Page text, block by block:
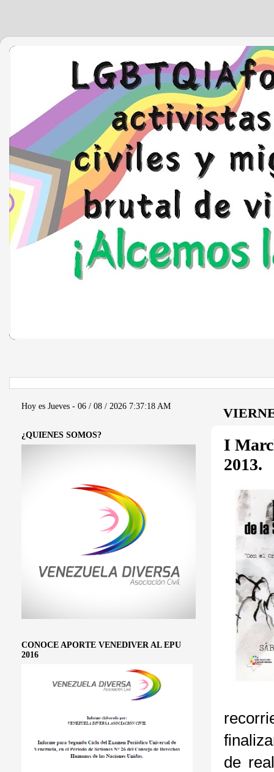
I
2013.
de
Hoy es Jueves - 06 / 08 / 2026 7:37:18 AM
¿QUIENES SOMOS?
CONOCE APORTE VENEDIVER AL EPU
2016